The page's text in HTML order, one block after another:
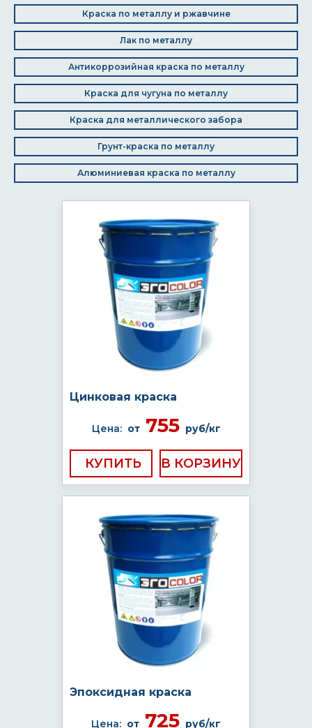
Краска по металлу и ржавчине
Лак по металлу
Антикоррозийная краска по металлу
Краска для чугуна по металлу
Краска для металлического забора
Грунт-краска по металлу
Алюминиевая краска по металлу
Цинковая краска
Цена: от755 руб/кг
КУПИТЬ
Эпоксидная краска
Цена: от 725 руб/кг